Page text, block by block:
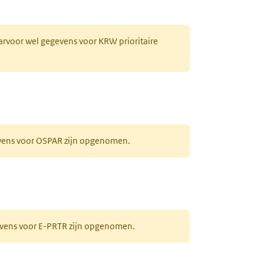
wel gegevens voor KRW prioritaire
voor OSPAR zijn opgenomen.
voor E-PRTR zijn opgenomen.